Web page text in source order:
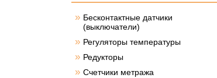
» Бесконтактные датчики
(выключатели)
» Регуляторы температуры
» Редукторы
» Счетчики метража